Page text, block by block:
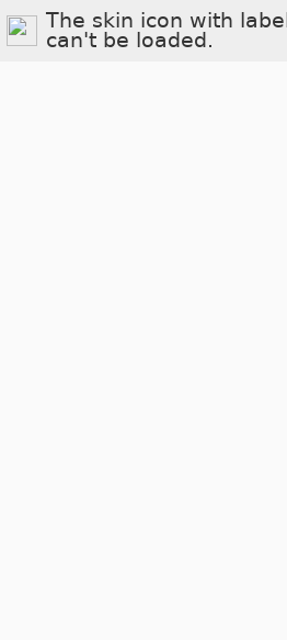
The skin icon with label
can't be loaded.